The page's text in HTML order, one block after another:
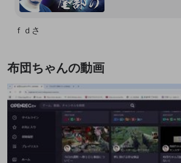
を許可しておりませ
ｆｄさ
布団ちゃんの動画